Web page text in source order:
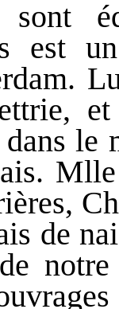
sont
est
dans le
de